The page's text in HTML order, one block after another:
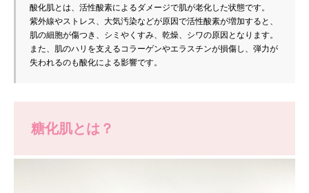
酸化肌とは、活性酸素によるダメージで肌が老化した状態です。
紫外線やストレス、大気汚染などが原因で活性酸素が増加すると、
肌の細胞が傷つき、シミやくすみ、乾燥、シワの原因となります。
また、肌のハリを支えるコラーゲンやエラスチンが損傷し、弾力が
失われるのも酸化による影響です。
糖化肌とは？